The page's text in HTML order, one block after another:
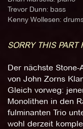
Trevor Dunn: bass
Kenny Wollesen:
SORRY THIS
Der nächste
von John Zorns
Gleich vorweg:
Monolithen in den
fulminanten Trio
wohl derzeit